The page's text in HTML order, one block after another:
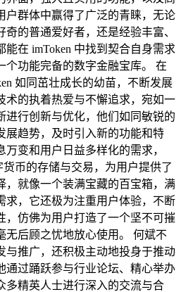
户群体中赢得了广泛的青睐，无论
的普通爱好者，还是经验丰富、
在 imToken 中找到契合自身需求
个功能完备的数字金融宝库。 在
如同茁壮成长的幼苗，不断发展
术的执着热爱与不懈追求，宛如一
进行创新与优化，他们如同敏锐的
展趋势，及时引入新的功能和特
变和用户日益多样化的需求，
货币的存储与交易，为用户提供了
，就像一个装满宝藏的百宝箱，满
求，它还极为注重用户体验，不断
，仿佛为用户打造了一个坚不可摧
无后顾之忧地放心使用。 何斌不
与推广，还积极主动地投身于推动
通过踊跃参与行业论坛、精心举办
多精英人士进行深入的交流与合